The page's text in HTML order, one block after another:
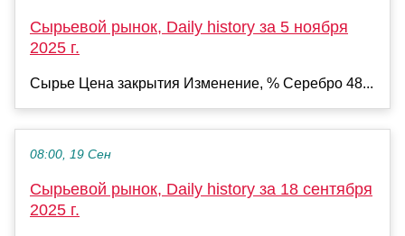
Сырьевой рынок, Daily history за 5 ноября
2025 г.
Сырье Цена закрытия Изменение, % Серебро 48...
08:00, 19 Сен
Сырьевой рынок, Daily history за 18 сентября
2025 г.